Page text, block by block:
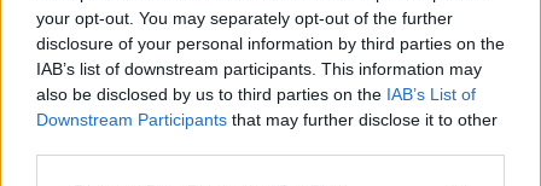
your opt-out. You may separately opt-out of the further
disclosure of your personal information by third parties on the
IAB’s list of downstream participants. This information may
also be disclosed by us to third parties on the IAB’s List of
Downstream Participants that may further disclose it to other
AUTORE
Ilaria Galli
Ilaria Galli ha firmato il desk che ha svelato un